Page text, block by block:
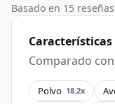
Basado en 15
Comparado
Polvo 18.2x